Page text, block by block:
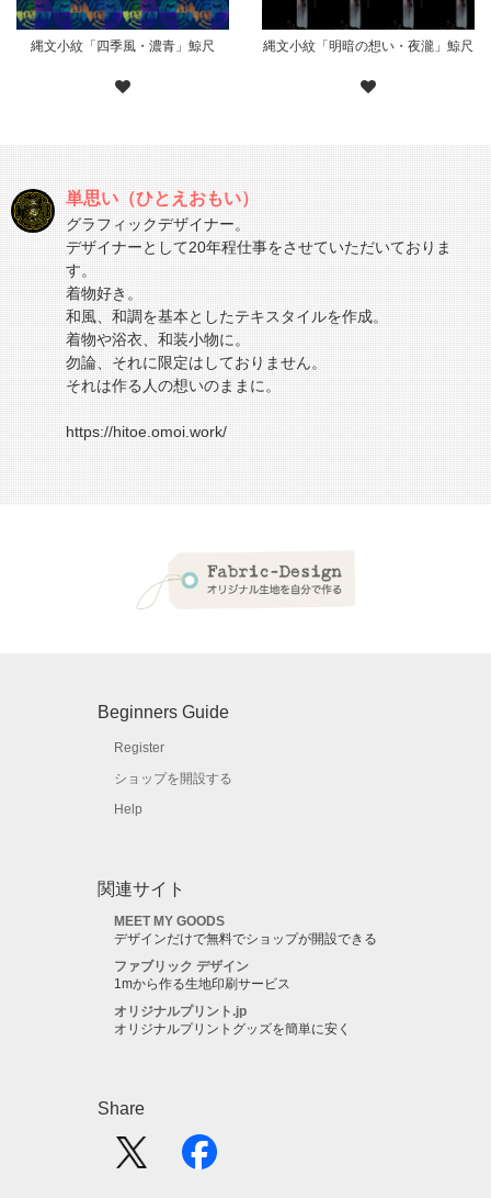
縄文小紋「四季風・濃青」鯨尺 縄文小紋「明暗の想い・夜瀧」鯨尺
単思い（ひとえおもい）
グラフィックデザイナー。
デザイナーとして20年程仕事をさせていただいておりま
す。
着物好き。
和風、和調を基本としたテキスタイルを作成。
着物や浴衣、和装小物に。
勿論、それに限定はしておりません。
それは作る人の想いのままに。
https://hitoe.omoi.work/
Beginners Guide
Register
ショップを開設する
Help
関連サイト
MEET MY GOODS
デザインだけで無料でショップが開設できる
ファブリック デザイン
1mから作る生地印刷サービス
オリジナルプリント.jp
オリジナルプリントグッズを簡単に安く
Share